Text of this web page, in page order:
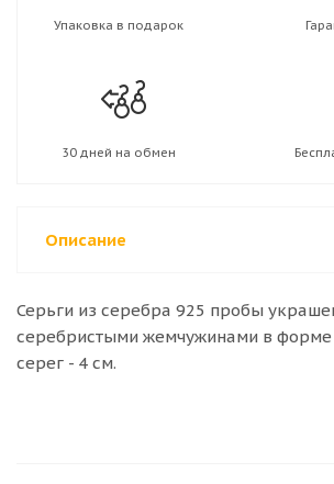
Упаковка в подарок
30 дней на обмен
Описание
Серьги из серебра 925 пробы
серебристыми жемчужинами в форме
серег - 4 см.